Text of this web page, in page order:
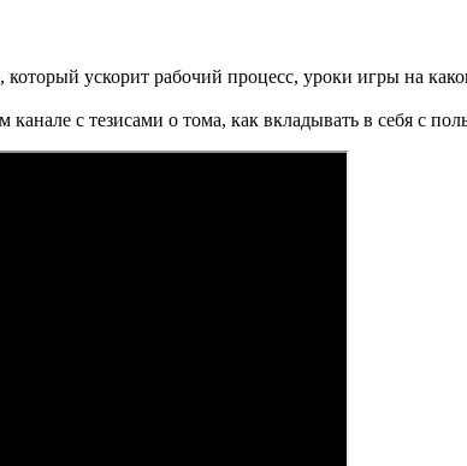
ускорит рабочий процесс, уроки игры на
с тезисами о тома, как вкладывать в себя с